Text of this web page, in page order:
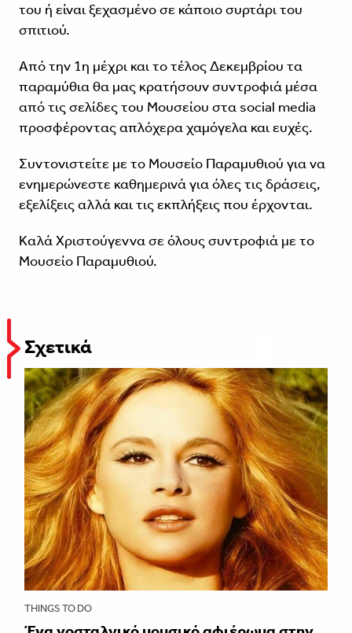
του ή είναι ξεχασμένο σε κάποιο συρτάρι του
σπιτιού.
Από την 1η μέχρι και το τέλος Δεκεμβρίου τα
παραμύθια θα μας κρατήσουν συντροφιά μέσα
από τις σελίδες του Μουσείου στα social media
προσφέροντας απλόχερα χαμόγελα και ευχές.
Συντονιστείτε με το Μουσείο Παραμυθιού για να
ενημερώνεστε καθημερινά για όλες τις δράσεις,
εξελίξεις αλλά και τις εκπλήξεις που έρχονται.
Καλά Χριστούγεννα σε όλους συντροφιά με το
Μουσείο Παραμυθιού.
Σχετικά
THINGS TO DO